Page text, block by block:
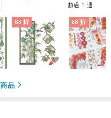
-
超過 1 週
88 折 88 折
品